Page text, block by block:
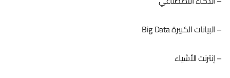
– البيانات الكبيرة Big Data
– إنترنت الأشياء